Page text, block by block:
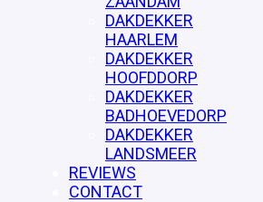
DAKDEKKER
HAARLEM
DAKDEKKER
HOOFDDORP
DAKDEKKER
BADHOEVEDORP
DAKDEKKER
LANDSMEER
REVIEWS
CONTACT